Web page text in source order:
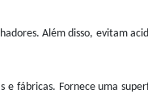
Além disso, evitam
fábricas. Fornece uma